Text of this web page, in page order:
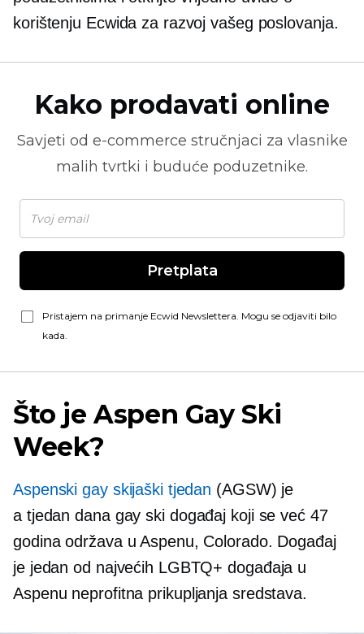
korištenju Ecwida za razvoj vašeg poslovanja.
Kako prodavati online
Savjeti od e-commerce stručnjaci za vlasnike
malih tvrtki i buduće poduzetnike.
Pretplata
Pristajem na primanje Ecwid Newslettera. Mogu se odjaviti bilo
kada.
Što je Aspen Gay Ski
Week?
Aspenski gay skijaški tjedan (AGSW) je
a tjedan danagay ski događaj koji se već 47
godina održava u Aspenu, Colorado. Događaj
je jedan od najvećih LGBTQ+ događaja u
Aspenu neprofitna prikupljanja sredstava.